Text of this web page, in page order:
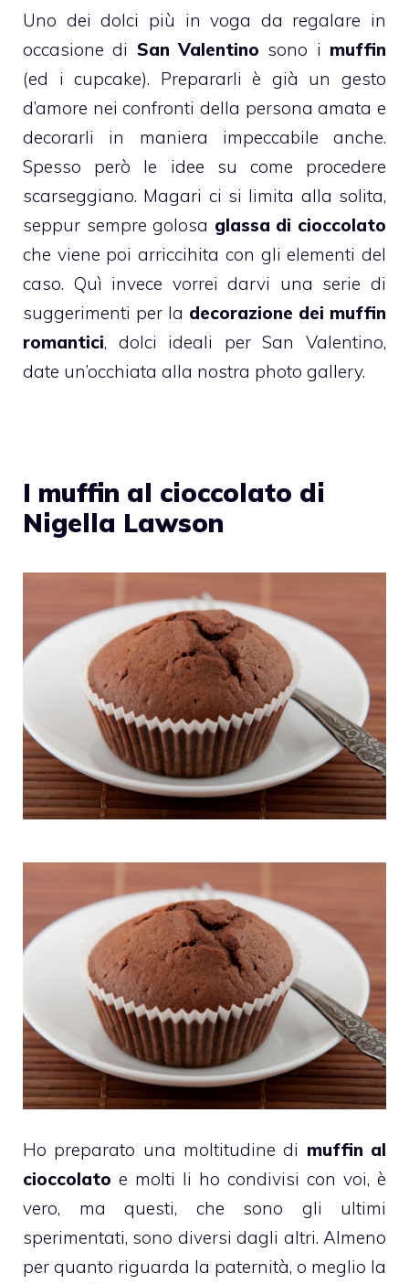
Uno dei dolci più in voga da regalare in
occasione di San Valentino sono i muffin
(ed i cupcake). Prepararli è già un gesto
d’amore nei confronti della persona amata e
decorarli in maniera impeccabile anche.
Spesso però le idee su come procedere
scarseggiano. Magari ci si limita alla solita,
seppur sempre golosa glassa di cioccolato
che viene poi arriccihita con gli elementi del
caso. Quì invece vorrei darvi una serie di
suggerimenti per la decorazione dei muffin
romantici, dolci ideali per San Valentino,
date un’occhiata alla nostra photo gallery.
I muffin al cioccolato di
Nigella Lawson
Ho preparato una moltitudine di muffin al
cioccolato e molti li ho condivisi con voi, è
vero, ma questi, che sono gli ultimi
sperimentati, sono diversi dagli altri. Almeno
per quanto riguarda la paternità, o meglio la